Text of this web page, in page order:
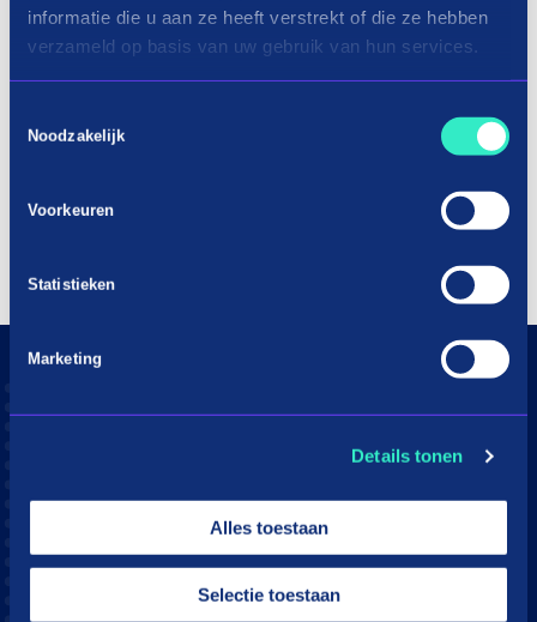
informatie die u aan ze heeft verstrekt of die ze hebben
verzameld op basis van uw gebruik van hun services.
Noodzakelijk
Voorkeuren
Statistieken
Marketing
Details tonen
Alles toestaan
Selectie toestaan
Klantenservice
Moeite met betalen?